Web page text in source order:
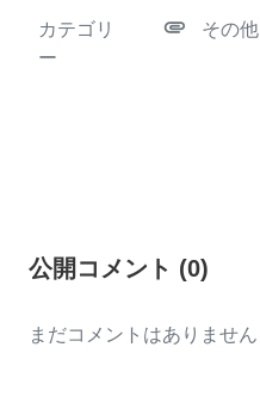
カテゴリ
ー
attachment その他
公開コメント (0)
まだコメントはありません